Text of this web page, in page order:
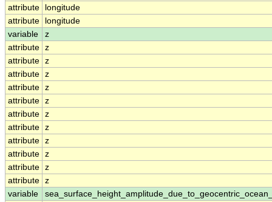
attribute
longitude
attribute
longitude
variable
z
attribute z
attribute z
attribute z
attribute z
attribute z
attribute z
attribute z
attribute z
attribute z
attribute z
attribute z
variable